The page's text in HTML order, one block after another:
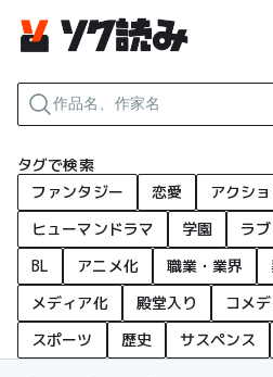
タグで検索
ファンタジー
恋愛 アクシ
ヒューマンドラマ
学園 ラ
BL
アニメ化 職業・業界
メディア化
殿堂入り コメ
スポーツ
歴史 サスペンス